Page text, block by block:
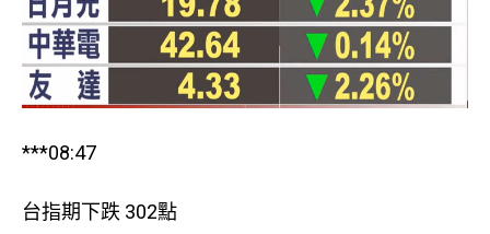
***08:47
台指期下跌 302點